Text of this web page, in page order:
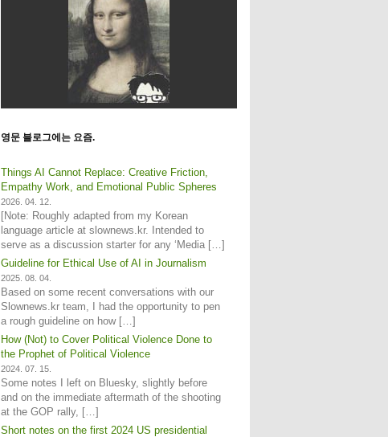
영문 블로그에는 요즘.
Things AI Cannot Replace: Creative Friction,
Empathy Work, and Emotional Public Spheres
2026. 04. 12.
[Note: Roughly adapted from my Korean
language article at slownews.kr. Intended to
serve as a discussion starter for any ‘Media […]
Guideline for Ethical Use of AI in Journalism
2025. 08. 04.
Based on some recent conversations with our
Slownews.kr team, I had the opportunity to pen
a rough guideline on how […]
How (Not) to Cover Political Violence Done to
the Prophet of Political Violence
2024. 07. 15.
Some notes I left on Bluesky, slightly before
and on the immediate aftermath of the shooting
at the GOP rally, […]
Short notes on the first 2024 US presidential